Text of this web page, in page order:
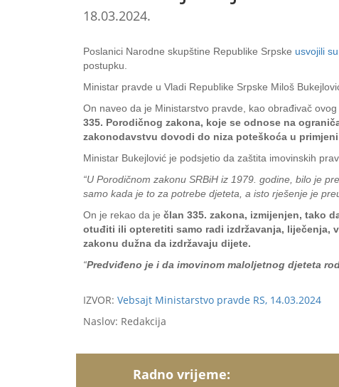
18.03.2024.
Poslanici Narodne skupštine Republike Srpske usvojili
postupku.
Ministar pravde u Vladi Republike Srpske Miloš
On naveo da je Ministarstvo pravde, kao obrađivač
335. Porodičnog zakona, koje se odnose na
zakonodavstvu dovodi do niza poteškoća u
Ministar Bukejlović je podsjetio da zaštita imovinskih
“U Porodičnom zakonu SRBiH iz 1979. godine, bilo je
samo kada je to za potrebe djeteta, a isto rješenje je
On je rekao da je član 335. zakona, izmijenjen, tako
otuđiti ili opteretiti samo radi izdržavanja, liječenja,
zakonu dužna da izdržavaju dijete.
“Predviđeno je i da imovinom maloljetnog djeteta
IZVOR: Vebsajt Ministarstvo pravde RS, 14.03.2024
Naslov: Redakcija
Radno vrijeme: